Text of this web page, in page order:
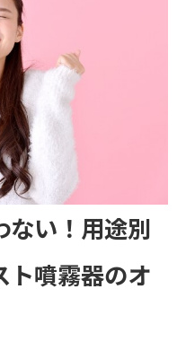
ついて
て
ら
ない！用途別
ト噴霧器のオ